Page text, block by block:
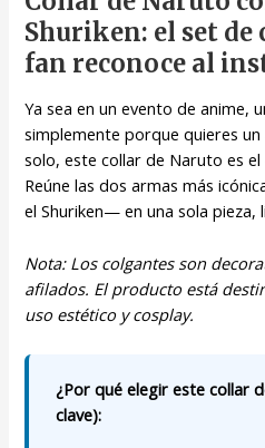
Shuriken: el set de
fan reconoce al
Ya sea en un evento de anime,
simplemente porque quieres
solo, este collar de Naruto es
Reúne las dos armas más
el Shuriken— en una sola pieza,
Nota: Los colgantes son
afilados. El producto está
uso estético y cosplay.
¿Por qué elegir este collar
clave):